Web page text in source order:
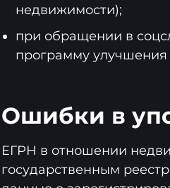
недвижимости);
при обращении в
программу
Ошибки в
ЕГРН в отношении
государственным